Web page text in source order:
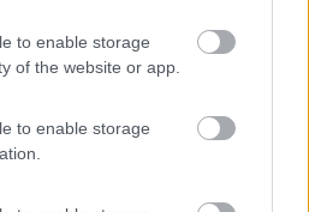
to enable storage
of the website or app.
to enable storage
su sterrato, superato hotel
Dolomia